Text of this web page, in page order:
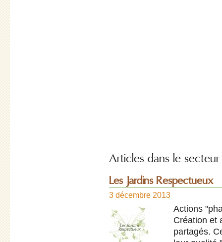
Articles dans le secteur
Les Jardins Respectueux
3 décembre 2013
Actions
Création et
partagés.